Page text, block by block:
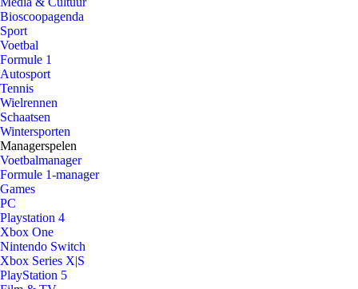
Bioscoopagenda
Sport
Voetbal
Formule 1
Autosport
Tennis
Wielrennen
Schaatsen
Wintersporten
Managerspelen
Voetbalmanager
Formule 1-manager
Games
PC
Playstation 4
Xbox One
Nintendo Switch
Xbox Series X|S
PlayStation 5